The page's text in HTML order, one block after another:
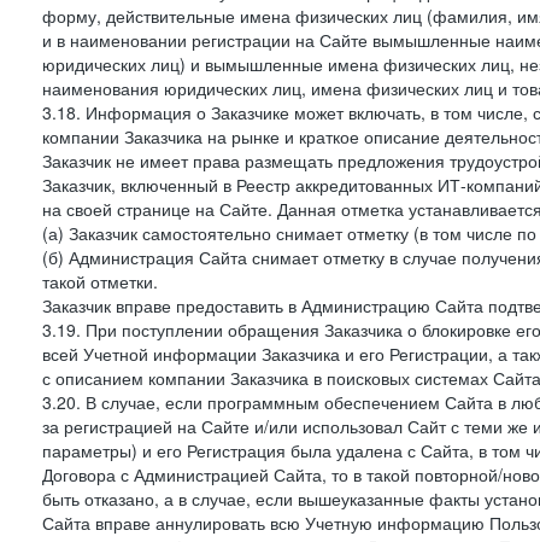
форму, действительные имена физических лиц (фамилия,
и в наименовании регистрации на Сайте вымышленные
юридических лиц) и вымышленные имена физических лиц,
наименования юридических лиц, имена физических лиц и
3.18. Информация о Заказчике может включать, в том
компании Заказчика на рынке и краткое описание
Заказчик не имеет права размещать предложения
Заказчик, включенный в Реестр аккредитованных ИТ-
на своей странице на Сайте. Данная отметка
(а) Заказчик самостоятельно снимает отметку (в том числе
(б) Администрация Сайта снимает отметку в случае
такой отметки.
Заказчик вправе предоставить в Администрацию Сайта
3.19. При поступлении обращения Заказчика о блокировке
всей Учетной информации Заказчика и его Регистрации, а
с описанием компании Заказчика в поисковых системах
3.20. В случае, если программным обеспечением Сайта в
за регистрацией на Сайте и/или использовал Сайт с теми
параметры) и его Регистрация была удалена с Сайта, в том
Договора с Администрацией Сайта, то в такой повторной/
быть отказано, а в случае, если вышеуказанные факты
Сайта вправе аннулировать всю Учетную информацию